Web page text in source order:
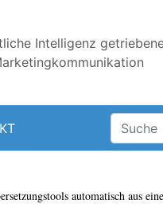
Intelligenz
automatisch aus